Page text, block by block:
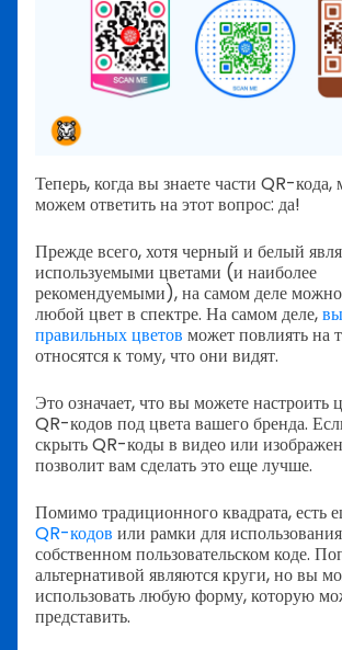
Теперь, когда вы знаете части QR-
можем ответить на этот вопрос: да!
Прежде всего, хотя черный и белый
используемыми цветами (и наиболее
рекомендуемыми), на самом деле можно
любой цвет в спектре. На самом деле,
правильных цветов может повлиять на
относятся к тому, что они видят.
Это означает, что вы можете настроить
QR-кодов под цвета вашего бренда.
скрыть QR-коды в видео или
позволит вам сделать это еще лучше.
Помимо традиционного квадрата, есть
QR-кодов или рамки для
собственном пользовательском коде.
альтернативой являются круги, но вы
использовать любую форму, которую
представить.